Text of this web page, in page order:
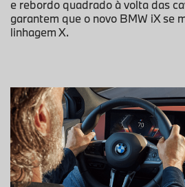
e rebordo quadrado à volta das
garantem que o novo BMW iX se
linhagem X.